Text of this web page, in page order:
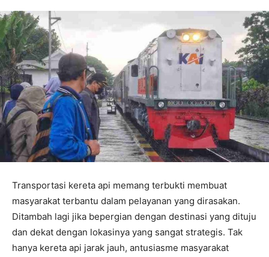
Transportasi kereta api memang terbukti membuat
masyarakat terbantu dalam pelayanan yang dirasakan.
Ditambah lagi jika bepergian dengan destinasi yang dituju
dan dekat dengan lokasinya yang sangat strategis. Tak
hanya kereta api jarak jauh, antusiasme masyarakat